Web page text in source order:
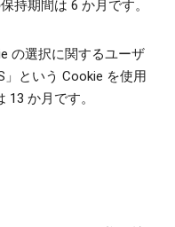
持期間は 6 か月です。
の選択に関するユーザ
」という Cookie を使用
13 か月です。